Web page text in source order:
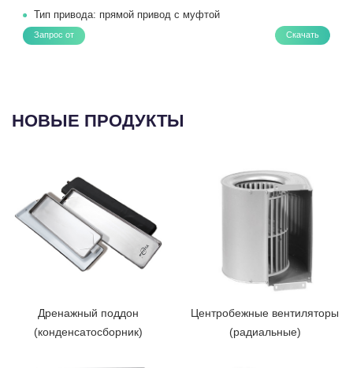
Тип привода: прямой привод с муфтой
Запрос от Скачать
НОВЫЕ ПРОДУКТЫ
Дренажный поддон
(конденсатосборник)
Центробежные вентиляторы
(радиальные)